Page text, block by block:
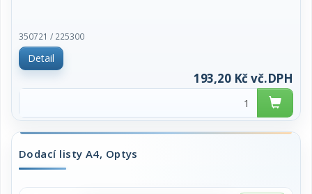
350721 / 225300
Detail
193,20 Kč vč.DPH
Dodací listy A4, Optys